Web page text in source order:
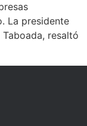
La presidente
resaltó